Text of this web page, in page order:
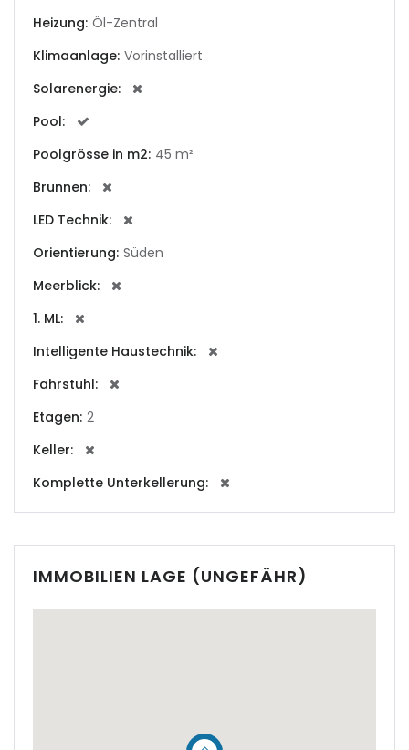
|-Altea
|-Badia Blava
|-Badia Gran
|-Bendinat
|-Cala Blava
|-Cala Conta
|-Cala d´Or
Heizung: Öl-Zentral
Klimaanlage: Vorinstalliert
Solarenergie:
Pool:
Poolgrösse in m2: 45 m²
Brunnen:
LED Technik:
Orientierung: Süden
Meerblick:
1. ML:
Intelligente Haustechnik:
Fahrstuhl:
Etagen: 2
Keller:
Komplette Unterkellerung:
IMMOBILIEN LAGE (UNGEFÄHR)